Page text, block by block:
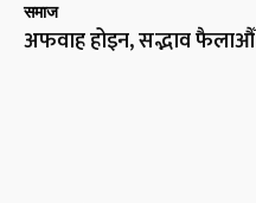
समाज
अफवाह होइन, सद्भाव फैलाऔँ